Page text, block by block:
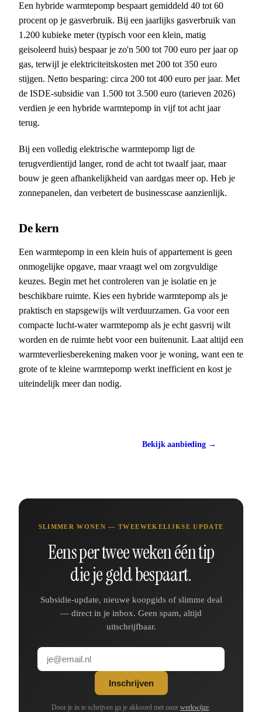
Een hybride warmtepomp bespaart gemiddeld 40 tot 60
procent op je gasverbruik. Bij een jaarlijks gasverbruik van
1.200 kubieke meter (typisch voor een klein, matig
geisoleerd huis) bespaar je zo'n 500 tot 700 euro per jaar op
gas, terwijl je elektriciteitskosten met 200 tot 350 euro
stijgen. Netto besparing: circa 200 tot 400 euro per jaar. Met
de ISDE-subsidie van 1.500 tot 3.500 euro (tarieven 2026)
verdien je een hybride warmtepomp in vijf tot acht jaar
terug.
Bij een volledig elektrische warmtepomp ligt de
terugverdientijd langer, rond de acht tot twaalf jaar, maar
bouw je geen afhankelijkheid van aardgas meer op. Heb je
zonnepanelen, dan verbetert de businesscase aanzienlijk.
De kern
Een warmtepomp in een klein huis of appartement is geen
onmogelijke opgave, maar vraagt wel om zorgvuldige
keuzes. Begin met het controleren van je isolatie en je
beschikbare ruimte. Kies een hybride warmtepomp als je
praktisch en stapsgewijs wilt verduurzamen. Ga voor een
compacte lucht-water warmtepomp als je echt gasvrij wilt
worden en de ruimte hebt voor een buitenunit. Laat altijd een
warmteverliesberekening maken voor je woning, want een te
grote of te kleine warmtepomp werkt inefficient en kost je
uiteindelijk meer dan nodig.
Bekijk aanbieding →
SLIMMER WONEN — TWEEWEKELIJKSE UPDATE
Eens per twee weken één tip
die je geld bespaart.
Subsidie-update, nieuwe koopgids of slimme deal
— direct in je inbox. Geen spam, altijd
uitschrijfbaar.
Inschrijven
Door je in te schrijven ga je akkoord met onze werkwijze.